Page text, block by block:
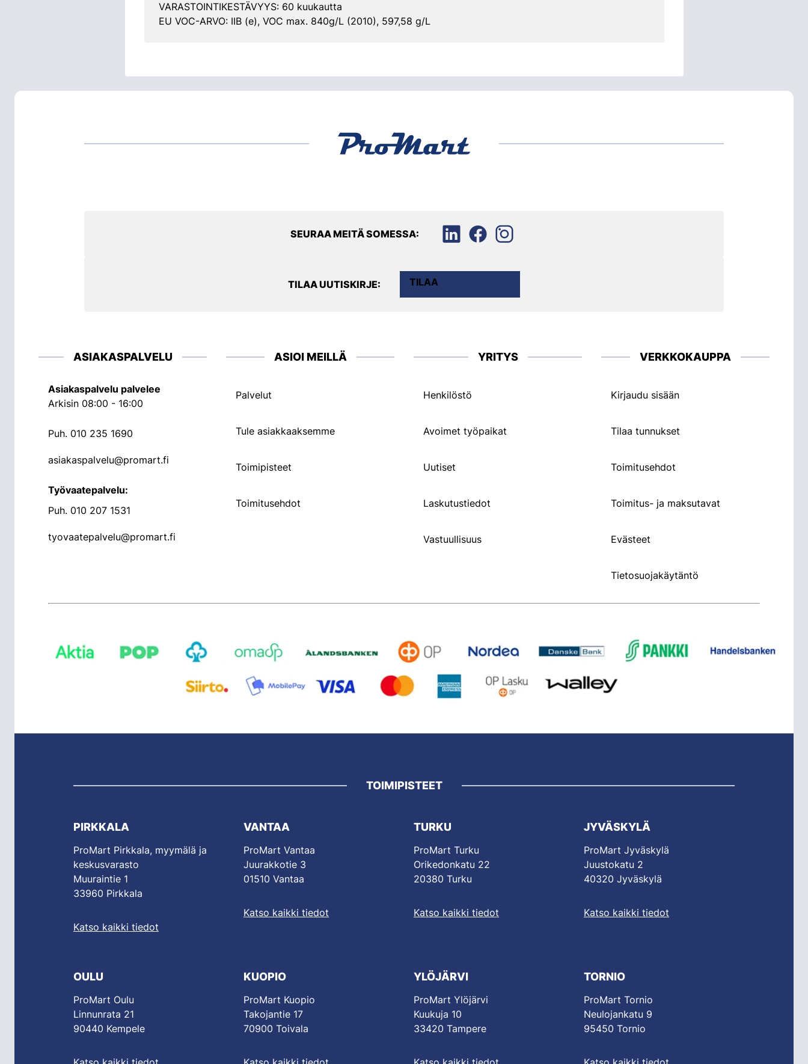
VARASTOINTIKESTÄVYYS: 60 kuukautta
EU VOC-ARVO: IIB (e), VOC max. 840g/L (2010), 597,58 g/L
SEURAA MEITÄ SOMESSA:
TILAA UUTISKIRJE: TILAA
ASIAKASPALVELU
Asiakaspalvelu palvelee
Arkisin 08:00 - 16:00
Puh. 010 235 1690
asiakaspalvelu@promart.fi
Työvaatepalvelu:
Puh. 010 207 1531
tyovaatepalvelu@promart.fi
ASIOI MEILLÄ
Palvelut
Tule asiakkaaksemme
Toimipisteet
Toimitusehdot
YRITYS
Henkilöstö
Avoimet työpaikat
Uutiset
Laskutustiedot
Vastuullisuus
VERKKOKAUPPA
Kirjaudu sisään
Tilaa tunnukset
Toimitusehdot
Toimitus- ja maksutavat
Evästeet
Tietosuojakäytäntö
TOIMIPISTEET
PIRKKALA
ProMart Pirkkala, myymälä ja
keskusvarasto
Muuraintie 1
33960 Pirkkala
Katso kaikki tiedot
VANTAA
ProMart Vantaa
Juurakkotie 3
01510 Vantaa
Katso kaikki tiedot
TURKU
ProMart Turku
Orikedonkatu 22
20380 Turku
Katso kaikki tiedot
JYVÄSKYLÄ
ProMart Jyväskylä
Juustokatu 2
40320 Jyväskylä
Katso kaikki tiedot
OULU
ProMart Oulu
Linnunrata 21
90440 Kempele
KUOPIO
ProMart Kuopio
Takojantie 17
70900 Toivala
YLÖJÄRVI
ProMart Ylöjärvi
Kuukuja 10
33420 Tampere
TORNIO
ProMart Tornio
Neulojankatu 9
95450 Tornio